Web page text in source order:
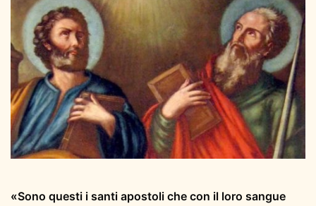
«Sono questi i santi apostoli che con il loro sangue